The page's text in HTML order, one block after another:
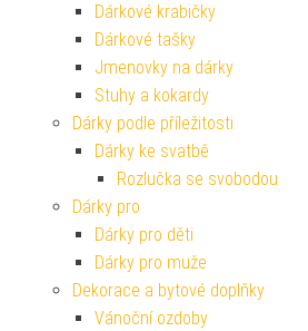
Dárkové krabičky
Dárkové tašky
Jmenovky na dárky
Stuhy a kokardy
Dárky podle příležitosti
Dárky ke svatbě
Rozlučka se svobodou
Dárky pro
Dárky pro děti
Dárky pro muže
Dekorace a bytové doplňky
Vánoční ozdoby